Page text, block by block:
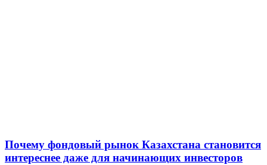
Почему фондовый рынок Казахстана становится
интереснее даже для начинающих инвесторов